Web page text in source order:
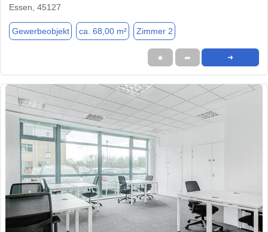
Essen, 45127
Gewerbeobjekt ca. 68,00 m² Zimmer 2
★ ➦ ➜